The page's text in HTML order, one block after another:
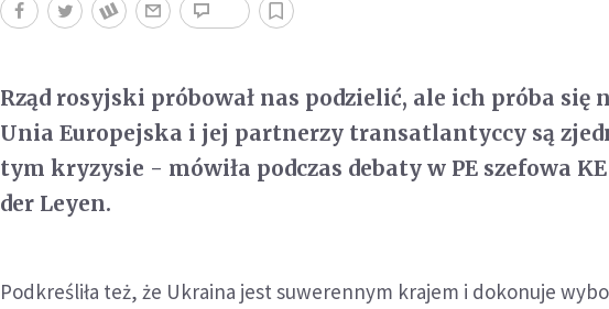
Rząd rosyjski próbował nas podzielić, ale ich próba się
Unia Europejska i jej partnerzy transatlantyccy są
tym kryzysie - mówiła podczas debaty w PE szefowa
der Leyen.
Podkreśliła też, że Ukraina jest suwerennym krajem i dokonuje